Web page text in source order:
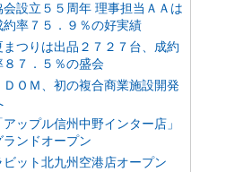
会設立５５周年 理事担当ＡＡは
約率７５．９％の好実績
まつりは出品２７２７台、成約
８７．５％の盛会
ＤＯＭ、初の複合商業施設開発
アップル信州中野インター店」
ランドオープン
ビット北九州空港店オープン